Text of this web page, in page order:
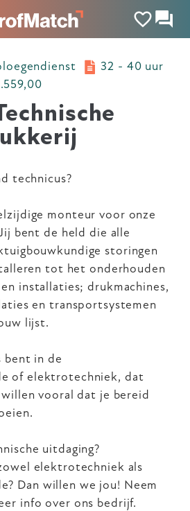
32 - 40 uur
technicus?
monteur voor onze
bent de held die alle
storingen
tot het onderhouden
installaties; drukmachines,
en transportsystemen
lijst.
bent in de
of elektrotechniek, dat
vooral dat je bereid
uitdaging?
elektrotechniek als
Dan willen we jou! Neem
info over ons bedrijf.